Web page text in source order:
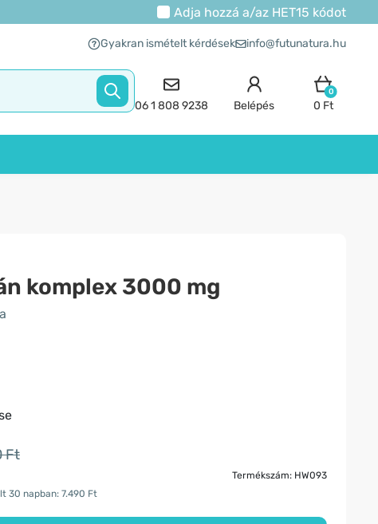
Adja hozzá a/az HET15 kódot
Gyakran ismételt kérdések info@futunatura.hu
06 1 808 9238 Belépés
0
0 Ft
komplex 3000 mg
Ft
Termékszám: HW093
30 napban: 7.490 Ft